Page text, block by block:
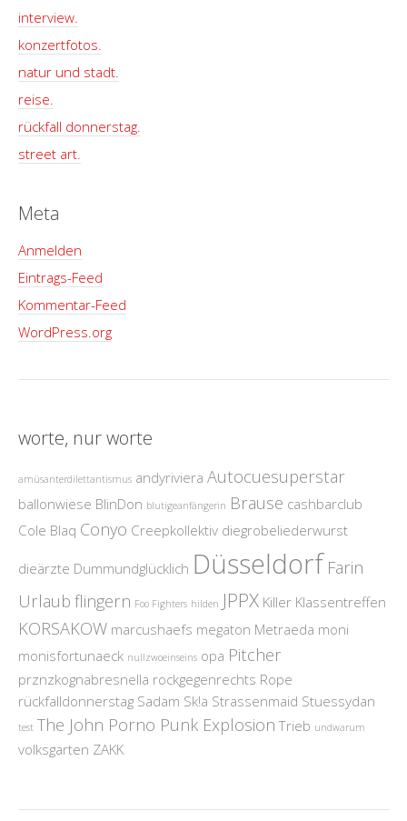
interview.
konzertfotos.
natur und stadt.
reise.
rückfall donnerstag.
street art.
Meta
Anmelden
Eintrags-Feed
Kommentar-Feed
WordPress.org
worte, nur worte
amüsanterdilettantismus andyriviera Autocuesuperstar
ballonwiese BlinDon blutigeanfängerin Brause cashbarclub
Cole Blaq Conyo Creepkollektiv diegrobeliederwurst
dieärzte Dummundglücklich Düsseldorf Farin
Urlaub flingern Foo Fighters hilden JPPX Killer Klassentreffen
KORSAKOW marcushaefs megaton Metraeda moni
monisfortunaeck nullzwoeinseins opa Pitcher
prznzkognabresnella rockgegenrechts Rope
rückfalldonnerstag Sadam Sk!a Strassenmaid Stuessydan
test The John Porno Punk Explosion Trieb undwarum
volksgarten ZAKK